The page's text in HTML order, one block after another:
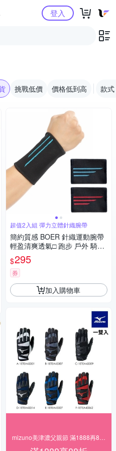
Yahoo購物中心登入
挑戰低價 價格低到高 款式
超值2入組 彈力立體針織腕帶
簡約質感 BOER 針織運動腕帶
輕盈清爽透氣□ 跑步 戶外 騎車
健身 運動 保護 腕帶 擦汗吸汗
親膚好配戴 穿戴舒適 手腕巾□
超值2入組!!
$295
券
加入購物車